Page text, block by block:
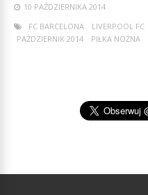
10 PAŹDZIERNIKA 2014
FC BARCELONA
LIVERPOOL FC
PAŹDZIERNIK 2014
PIŁKA NOŻNA